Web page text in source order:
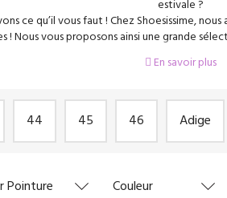
estivale ?
ce qu’il vous faut ! Chez Shoesissime,
! Nous vous proposons ainsi une grande
. Découvrez un grand choix
sandales à talon en
Bianca,Géo Reino, et bien
En savoir plus
44 45 46 Adige
Pointure Couleur